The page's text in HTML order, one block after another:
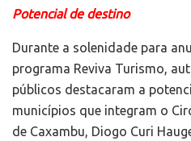
Potencial de destino
Durante a solenidade para
programa Reviva Turismo,
públicos destacaram a
municípios que integram o
de Caxambu, Diogo Curi